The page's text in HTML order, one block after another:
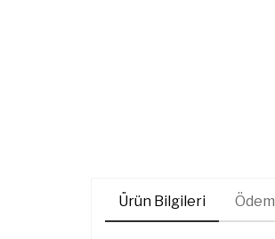
Ürün Bilgileri